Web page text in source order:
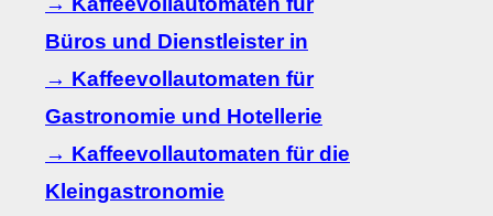
Büros und Dienstleister in
→ Kaffeevollautomaten für
Gastronomie und Hotellerie
→ Kaffeevollautomaten für die
Kleingastronomie